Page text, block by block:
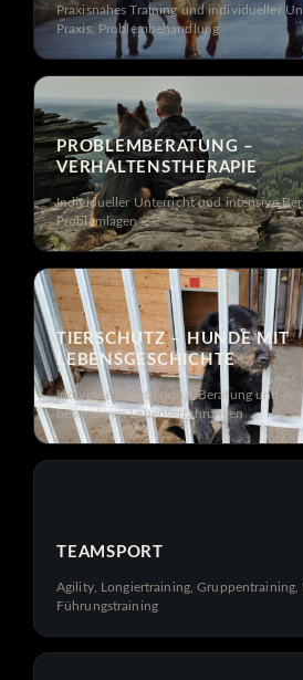
Praxisnahes Training und individueller
Praxis, Problembehandlung
PROBLEMBERATUNG –
VERHALTENSTHERAPIE
Individueller Unterricht und intensive
Problemlagen
TIERSCHUTZ – HUNDE MIT
LEBENSGESCHICHTE
Individuelle Betreuung, Beratung und
besonderen Lebenserfahrungen
TEAMSPORT
Agility, Longiertraining,
Führungstraining